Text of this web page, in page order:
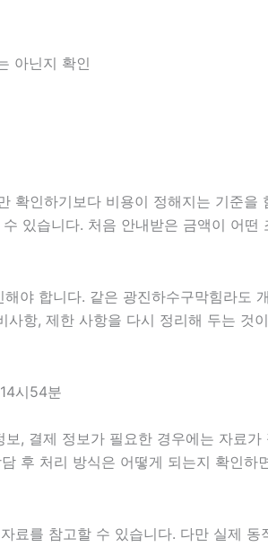
아닌지 확인
확인하기보다 비용이 정해지는 기준
있습니다. 처음 안내받은 금액이 어
야 합니다. 같은 광진하수구막힘라
항, 제한 사항을 다시 정리해 두는 것
시54분
, 결제 정보가 필요한 경우에는 자
후 처리 방식은 어떻게 되는지 확인하
자료를 참고할 수 있습니다. 다만 실제